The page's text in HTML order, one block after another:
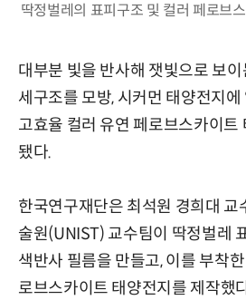
딱정벌레의 표피구조 및 컬러 페로브
대부분 빛을 반사해 잿빛으로 보이
세구조를 모방, 시커먼 태양전지
고효율 컬러 유연 페로브스카이트
됐다.
한국연구재단은 최석원 경희대 교
술원(UNIST) 교수팀이 딱정벌레
색반사 필름을 만들고, 이를 부착
로브스카이트 태양전지를 제작했